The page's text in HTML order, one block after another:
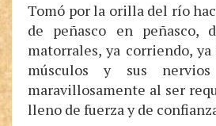
Tomó por la orilla del río
de peñasco en peñasco,
matorrales, ya corriendo,
músculos y sus
maravillosamente al ser
lleno de fuerza y de